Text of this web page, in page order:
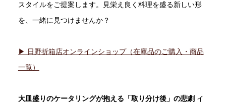
スタイルをご提案します。見栄え良く料理を盛る新しい形
を、一緒に見つけませんか？
▶ 日野折箱店オンラインショップ（在庫品のご購入・商品
一覧）
大皿盛りのケータリングが抱える「取り分け後」の悲劇 イ